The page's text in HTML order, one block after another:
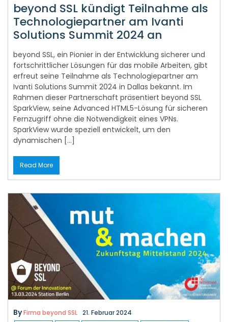
beyond SSL kündigt Teilnahme als
Technologiepartner am Ivanti
Solutions Summit 2024 an
beyond SSL, ein Pionier in der Entwicklung sicherer und
fortschrittlicher Lösungen für das mobile Arbeiten, gibt
erfreut seine Teilnahme als Technologiepartner am
Ivanti Solutions Summit 2024 in Dallas bekannt. Im
Rahmen dieser Partnerschaft präsentiert beyond SSL
SparkView, seine Advanced HTML5-Lösung für sicheren
Fernzugriff ohne die Notwendigkeit eines VPNs.
SparkView wurde speziell entwickelt, um den
dynamischen […]
Read More
ByFirma beyond SSL 21. Februar 2024